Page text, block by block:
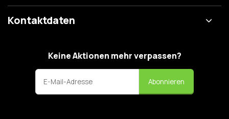
Kontaktdaten
Keine Aktionen mehr verpassen?
Abonnieren